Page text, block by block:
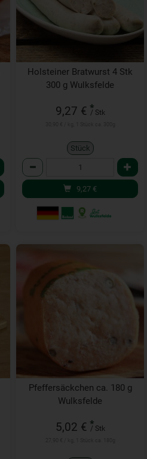
Holsteiner Bratwurst 4 Stk
300 g Wulksfelde
9,27 € *
/ Stk
Stück
Anzahl
9,27 €
Pfeffersäckchen ca. 180 g
Wulksfelde
5,02 € *
/ Stk